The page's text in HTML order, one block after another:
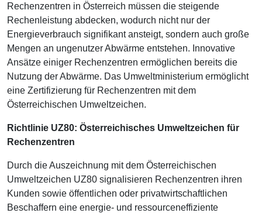
Rechenzentren in Österreich müssen die steigende
Rechenleistung abdecken, wodurch nicht nur der
Energieverbrauch signifikant ansteigt, sondern auch große
Mengen an ungenutzer Abwärme entstehen. Innovative
Ansätze einiger Rechenzentren ermöglichen bereits die
Nutzung der Abwärme. Das Umweltministerium ermöglicht
eine Zertifizierung für Rechenzentren mit dem
Österreichischen Umweltzeichen.
Richtlinie UZ80: Österreichisches Umweltzeichen für
Rechenzentren
Durch die Auszeichnung mit dem Österreichischen
Umweltzeichen UZ80 signalisieren Rechenzentren ihren
Kunden sowie öffentlichen oder privatwirtschaftlichen
Beschaffern eine energie- und ressourceneffiziente